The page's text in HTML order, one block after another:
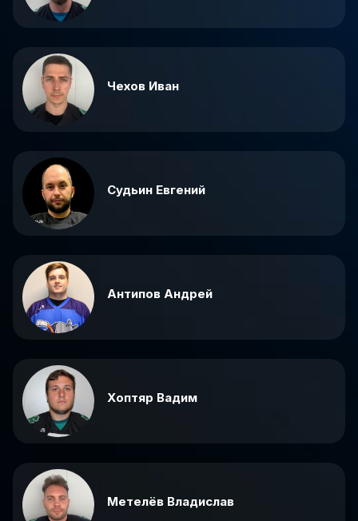
Чехов Иван
Судьин Евгений
Антипов Андрей
Хоптяр Вадим
Метелёв Владислав